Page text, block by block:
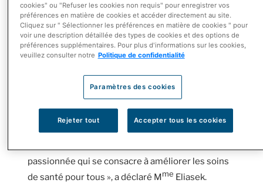
santé de McKesson au Canada, y compris les
activités de distribution pharmaceutique, les
solutions biopharmaceutiques et pour les
fournisseurs, le réseau de pharmacies
indépendantes de McKesson (I.D.A., Guardian,
Remedy'sRx, The Medicine Shoppe, Uniprix et
Well.ca et le groupe de pharmacies Rexall.
passionnée qui se consacre à améliorer les soins
de santé pour tous », a déclaré Mme Eliasek.
cookies" ou "Refuser les cookies non requis" pour enregistrer vos
préférences en matière de cookies et accéder directement au site.
Cliquez sur " Sélectionner les préférences en matière de cookies " pour
voir une description détaillée des types de cookies et des options de
préférences supplémentaires. Pour plus d'informations sur les cookies,
veuillez consulter notre Politique de confidentialité
Paramètres des cookies
Rejeter tout Accepter tous les cookies